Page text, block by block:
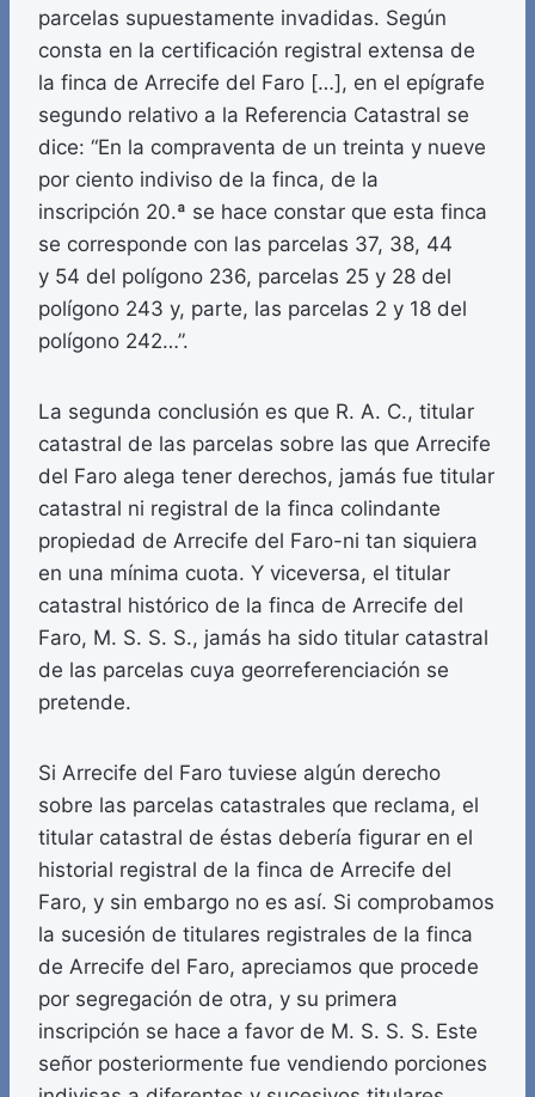
parcelas supuestamente invadidas. Según
consta en la certificación registral extensa de
la finca de Arrecife del Faro […], en el epígrafe
segundo relativo a la Referencia Catastral se
dice: “En la compraventa de un treinta y nueve
por ciento indiviso de la finca, de la
inscripción 20.ª se hace constar que esta finca
se corresponde con las parcelas 37, 38, 44
y 54 del polígono 236, parcelas 25 y 28 del
polígono 243 y, parte, las parcelas 2 y 18 del
polígono 242…”.
La segunda conclusión es que R. A. C., titular
catastral de las parcelas sobre las que Arrecife
del Faro alega tener derechos, jamás fue titular
catastral ni registral de la finca colindante
propiedad de Arrecife del Faro-ni tan siquiera
en una mínima cuota. Y viceversa, el titular
catastral histórico de la finca de Arrecife del
Faro, M. S. S. S., jamás ha sido titular catastral
de las parcelas cuya georreferenciación se
pretende.
Si Arrecife del Faro tuviese algún derecho
sobre las parcelas catastrales que reclama, el
titular catastral de éstas debería figurar en el
historial registral de la finca de Arrecife del
Faro, y sin embargo no es así. Si comprobamos
la sucesión de titulares registrales de la finca
de Arrecife del Faro, apreciamos que procede
por segregación de otra, y su primera
inscripción se hace a favor de M. S. S. S. Este
señor posteriormente fue vendiendo porciones